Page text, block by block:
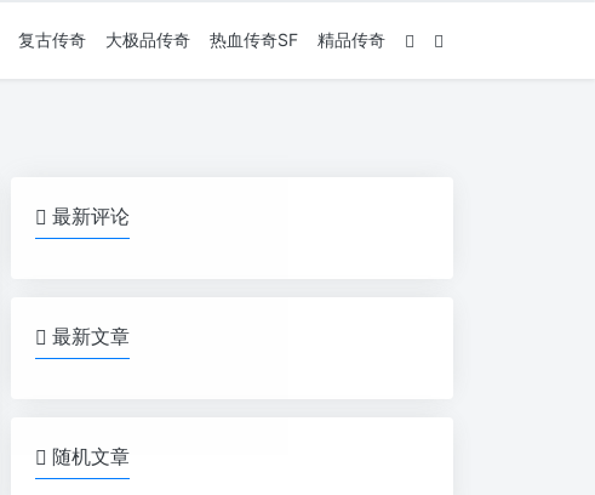
复古传奇 大极品传奇 热血传奇SF 精品传奇
最新评论
最新文章
随机文章